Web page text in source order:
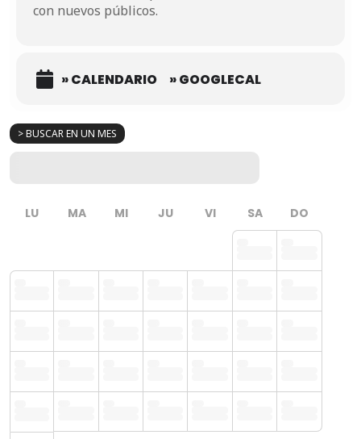
> BUSCAR EN UN MES
LU MA MI JU VI SA DO
con nuevos públicos.
» CALENDARIO » GOOGLECAL